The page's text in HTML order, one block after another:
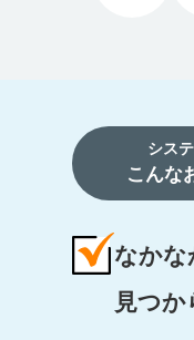
シス
こんな
なかな
見つか